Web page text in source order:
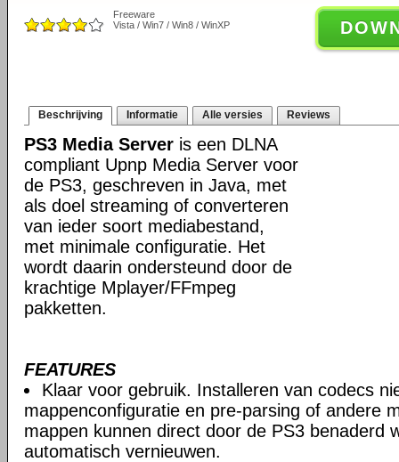
Freeware
Vista / Win7 / Win8 / WinXP
Beschrijving Informatie Alle versies Reviews
PS3 Media Server is een DLNA
compliant Upnp Media Server voor
de PS3, geschreven in Java, met
als doel streaming of converteren
van ieder soort mediabestand,
met minimale configuratie. Het
wordt daarin ondersteund door de
krachtige Mplayer/FFmpeg
pakketten.
FEATURES
Klaar voor gebruik. Installeren van codecs
mappenconfiguratie en pre-parsing of andere
mappen kunnen direct door de PS3 benaderd
automatisch vernieuwen.